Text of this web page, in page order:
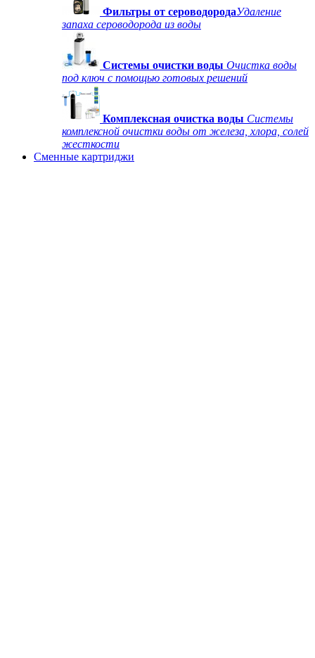
Фильтры от сероводородаУдаление
запаха сероводорода из воды
Системы очистки воды Очистка воды
под ключ с помощью готовых решений
Комплексная очистка воды Системы
комплексной очистки воды от железа, хлора, солей
жесткости
Сменные картриджи